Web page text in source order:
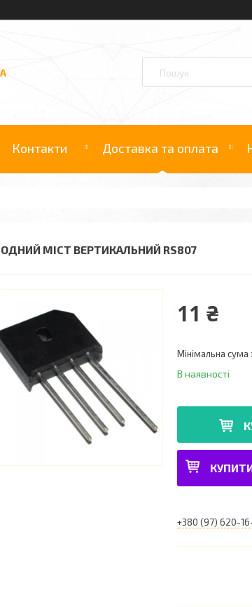
Контакти Доставка та оплата
МІСТ ВЕРТИКАЛЬНИЙ RS807
11 ₴
Мінімальна
В наявності
+380 (97) 620-